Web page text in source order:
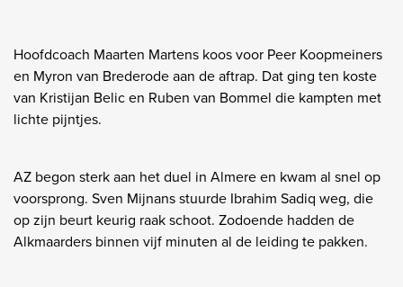
Hoofdcoach Maarten Martens koos voor Peer Koopmeiners
en Myron van Brederode aan de aftrap. Dat ging ten koste
van Kristijan Belic en Ruben van Bommel die kampten met
lichte pijntjes.
AZ begon sterk aan het duel in Almere en kwam al snel op
voorsprong. Sven Mijnans stuurde Ibrahim Sadiq weg, die
op zijn beurt keurig raak schoot. Zodoende hadden de
Alkmaarders binnen vijf minuten al de leiding te pakken.